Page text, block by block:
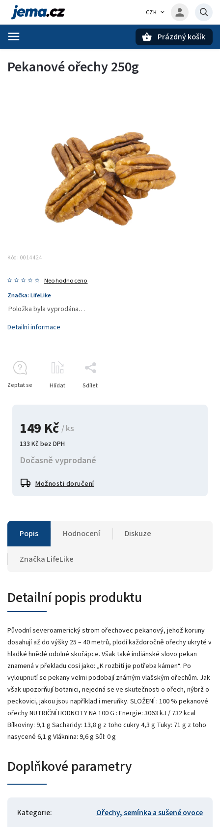
CZK
Prázdný košík
Pekanové ořechy 250g
Kód: 0014424
Neohodnoceno
Značka: LifeLike
149 Kč / ks
133 Kč bez DPH
Dočasně vyprodané
Možnosti doručení
Položka byla vyprodána…
Detailní informace
Zeptat se Hlídat Sdílet
Popis Hodnocení Diskuze
Značka LifeLike
Detailní popis produktu
Původní severoamerický strom ořechovec pekanový, jehož koruny
dosahují až do výšky 25 – 40 metrů, plodí každoročně ořechy ukryté v
hladké hnědé odolné skořápce. Však také indiánské slovo pekan
znamená v překladu cosi jako: „K rozbití je potřeba kámen“. Po
vyloupnutí se pekany velmi podobají známým vlašským ořechům. Jak
však upozorňují botanici, nejedná se ve skutečnosti o ořech, nýbrž o
peckovici, jakou jsou například i meruňky. SLOŽENÍ : 100 % pekanové
ořechy NUTRIČNÍ HODNOTY NA 100 G : Energie: 3063 kJ / 732 kcal
Bílkoviny: 9,1 g Sacharidy: 13,8 g z toho cukry 4,3 g Tuky: 71 g z toho
nasycené 6,1 g Vláknina: 9,6 g Sůl: 0 g
Doplňkové parametry
Kategorie:
Ořechy, semínka a sušené ovoce